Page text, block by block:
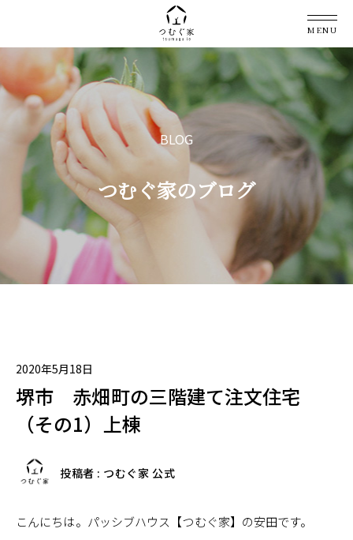
MENU
BLOG
つむぐ家のブログ
2020年5月18日
堺市 赤畑町の三階建て注文住宅
（その1）上棟
投稿者 : つむぐ家 公式
こんにちは。パッシブハウス【つむぐ家】の安田です。